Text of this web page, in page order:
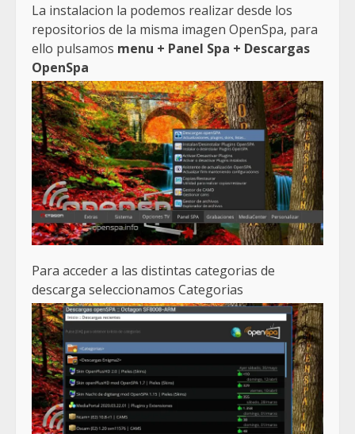
La instalacion la podemos realizar desde los
repositorios de la misma imagen OpenSpa, para
ello pulsamos menu + Panel Spa + Descargas
OpenSpa
Para acceder a las distintas categorias de
descarga seleccionamos Categorias